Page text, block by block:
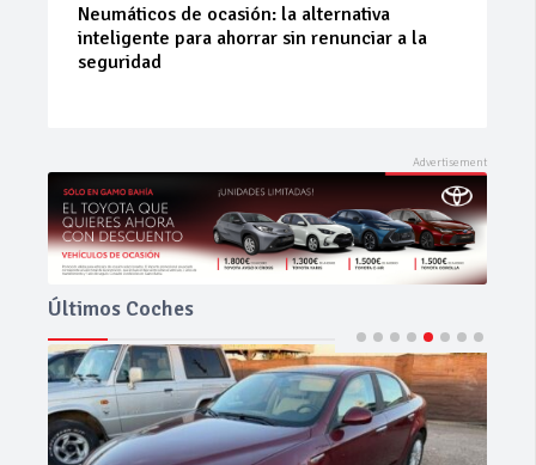
La 42ª Subida a Vejer comienza a perfilarse
Últimos Coches